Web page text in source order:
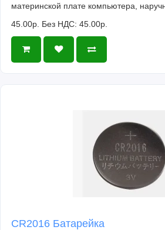
материнской плате компьютера,
45.00р. Без НДС: 45.00р.
CR2016 Батарейка